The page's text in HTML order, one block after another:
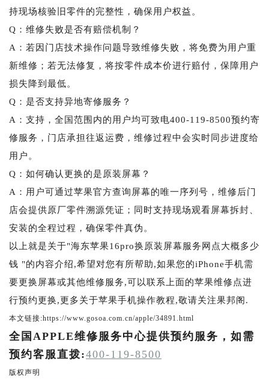
持现场核验旧零件的完整性，确保用户权益。
Q：维修失败是否有赔偿机制？
A：若因门店技术操作问题导致维修失败，将免费为用户重
新维修；若无法修复，将按零件成本价进行赔付，保障用户
损失降到最低。
Q：是否支持异地寄修服务？
A：支持，全国范围内的用户均可致电400-119-8500预约寄
修服务，门店承担往返运费，维修过程中会实时同步进度给
用户。
Q：如何确认更换的是原装屏幕？
A：用户可通过苹果官方查询屏幕的唯一序列号，维修后门
店会提供原厂零件溯源凭证；同时支持现场观看屏幕拆封、
安装的全程过程，确保零件真伪。
以上就是关于"海东苹果16pro换原装屏幕服务网点大概多少
钱 "的内容介绍,希望对您有所帮助,如果您的iPhone手机需
要更换屏幕或其他维修服务,可以联系上面的苹果维修点进
行预约更换,更多关于苹果手机操作教程,敬请关注果邦阁.
本文链接:https://www.gosoa.com.cn/apple/34891.html
全国APPLE维修服务中心提供预约服务，如需
预约客服直拨:400-119-8500
版权声明